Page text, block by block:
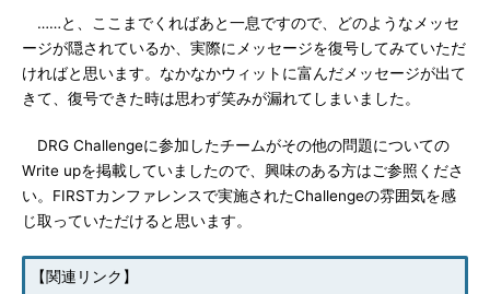
……と、ここまでくればあと一息ですので、どのようなメッセ
ージが隠されているか、実際にメッセージを復号してみていただ
ければと思います。なかなかウィットに富んだメッセージが出て
きて、復号できた時は思わず笑みが漏れてしまいました。
DRG Challengeに参加したチームがその他の問題についての
Write upを掲載していましたので、興味のある方はご参照くださ
い。FIRSTカンファレンスで実施されたChallengeの雰囲気を感
じ取っていただけると思います。
【関連リンク】